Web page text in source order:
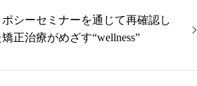
ポシーセミナーを通じて再確認し
矯正治療がめざす“wellness”